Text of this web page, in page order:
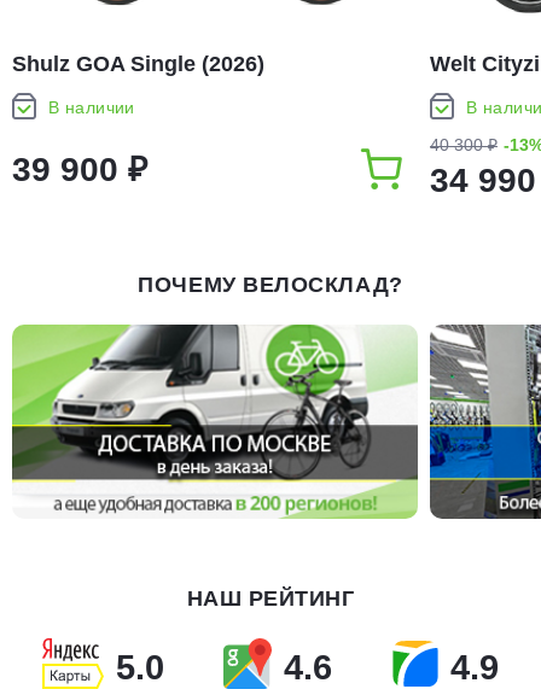
Shulz GOA Single (2026)
В наличии
39 900 ₽
Welt
В
40 300 ₽ -
34
ПОЧЕМУ ВЕЛОСКЛАД?
НАШ РЕЙТИНГ
5.0 4.6 4.9